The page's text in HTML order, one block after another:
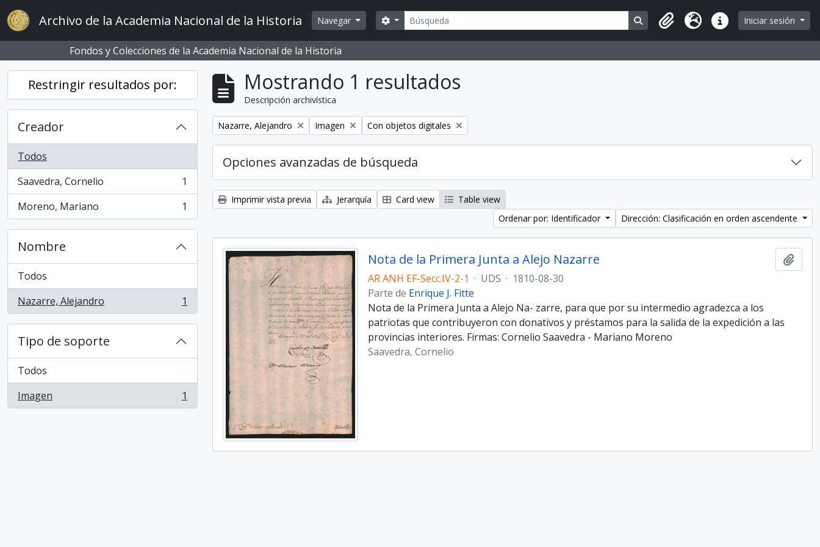
Skip to main content
Archivo de la Academia Nacional de la Historia Navegar Búsqueda
Search options Search in browse page
Portapapeles
Idioma Enlaces rápidos
Iniciar sesión
Fondos y Colecciones de la Academia Nacional de la Historia
Restringir resultados por:
Creador
Todos
Saavedra, Cornelio
, 1 resultados
1
Moreno, Mariano
, 1 resultados 1
Nombre
Todos
Nazarre, Alejandro
, 1 resultados 1
Tipo de soporte
Todos
Imagen
, 1 resultados 1
Mostrando 1 resultados
Descripción archivística
Remove filter:
Nazarre, Alejandro Remove filter:
Imagen Remove filter:
Con objetos digitales
Opciones avanzadas de búsqueda
Imprimir vista previa Jerarquía Card view
Table view
Ordenar por: Identificador
Dirección: Clasificación en orden ascendente
Nota de la Primera Junta a Alejo Nazarre
AR ANH EF-Secc.IV-2-1 · UDS · 1810-08-30
Parte de Enrique J. Fitte
Nota de la Primera Junta a Alejo Na- zarre, para que por su intermedio agradezca a los
patriotas que contribuyeron con donativos y préstamos para la salida de la expedición a las
provincias interiores. Firmas: Cornelio Saavedra - Mariano Moreno
Saavedra, Cornelio